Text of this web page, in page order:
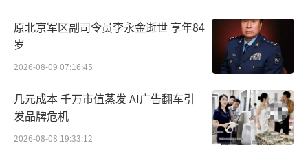
原北京军区副司令员李永金逝世 享年84
岁
2026-08-09 07:16:45
几元成本 千万市值蒸发 AI广告翻车引
发品牌危机
2026-08-08 19:33:12